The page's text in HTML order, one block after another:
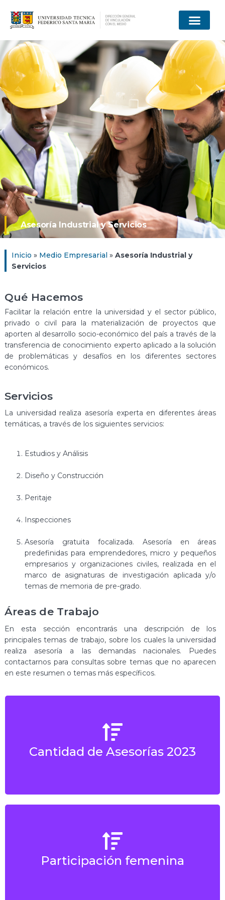
Asesoría Industrial y Servicios
Inicio » Medio Empresarial» Asesoría Industrial y
Servicios
Qué Hacemos
Facilitar la relación entre la universidad y el sector público,
privado o civil para la materialización de proyectos que
aporten al desarrollo socio-económico del país a través de la
transferencia de conocimiento experto aplicado a la solución
de problemáticas y desafíos en los diferentes sectores
económicos.
Servicios
La universidad realiza asesoría experta en diferentes áreas
temáticas, a través de los siguientes servicios:
Estudios y Análisis
Diseño y Construcción
Peritaje
Inspecciones
Asesoría gratuita focalizada. Asesoría en áreas
predefinidas para emprendedores, micro y pequeños
empresarios y organizaciones civiles, realizada en el
marco de asignaturas de investigación aplicada y/o
temas de memoria de pre-grado.
Áreas de Trabajo
En esta sección encontrarás una descripción de los
principales temas de trabajo, sobre los cuales la universidad
realiza asesoría a las demandas nacionales. Puedes
contactarnos para consultas sobre temas que no aparecen
en este resumen o temas más específicos.
Cantidad de Asesorías 2023
101
Participación femenina
5%